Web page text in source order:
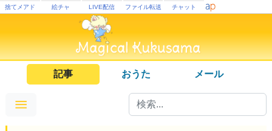
捨てメアド 絵チャ LIVE配信 ファイル転送 チャット
記事 おうた メール